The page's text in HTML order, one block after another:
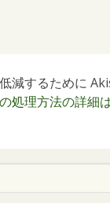
減するために
処理方法の詳細